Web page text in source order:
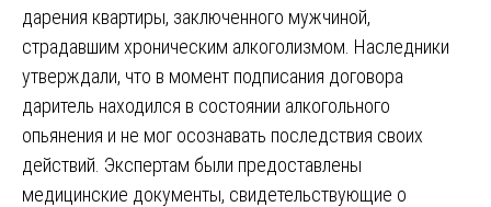
дарения квартиры, заключенного мужчиной,
страдавшим хроническим алкоголизмом. Наследники
утверждали, что в момент подписания договора
даритель находился в состоянии алкогольного
опьянения и не мог осознавать последствия своих
действий. Экспертам были предоставлены
медицинские документы, свидетельствующие о